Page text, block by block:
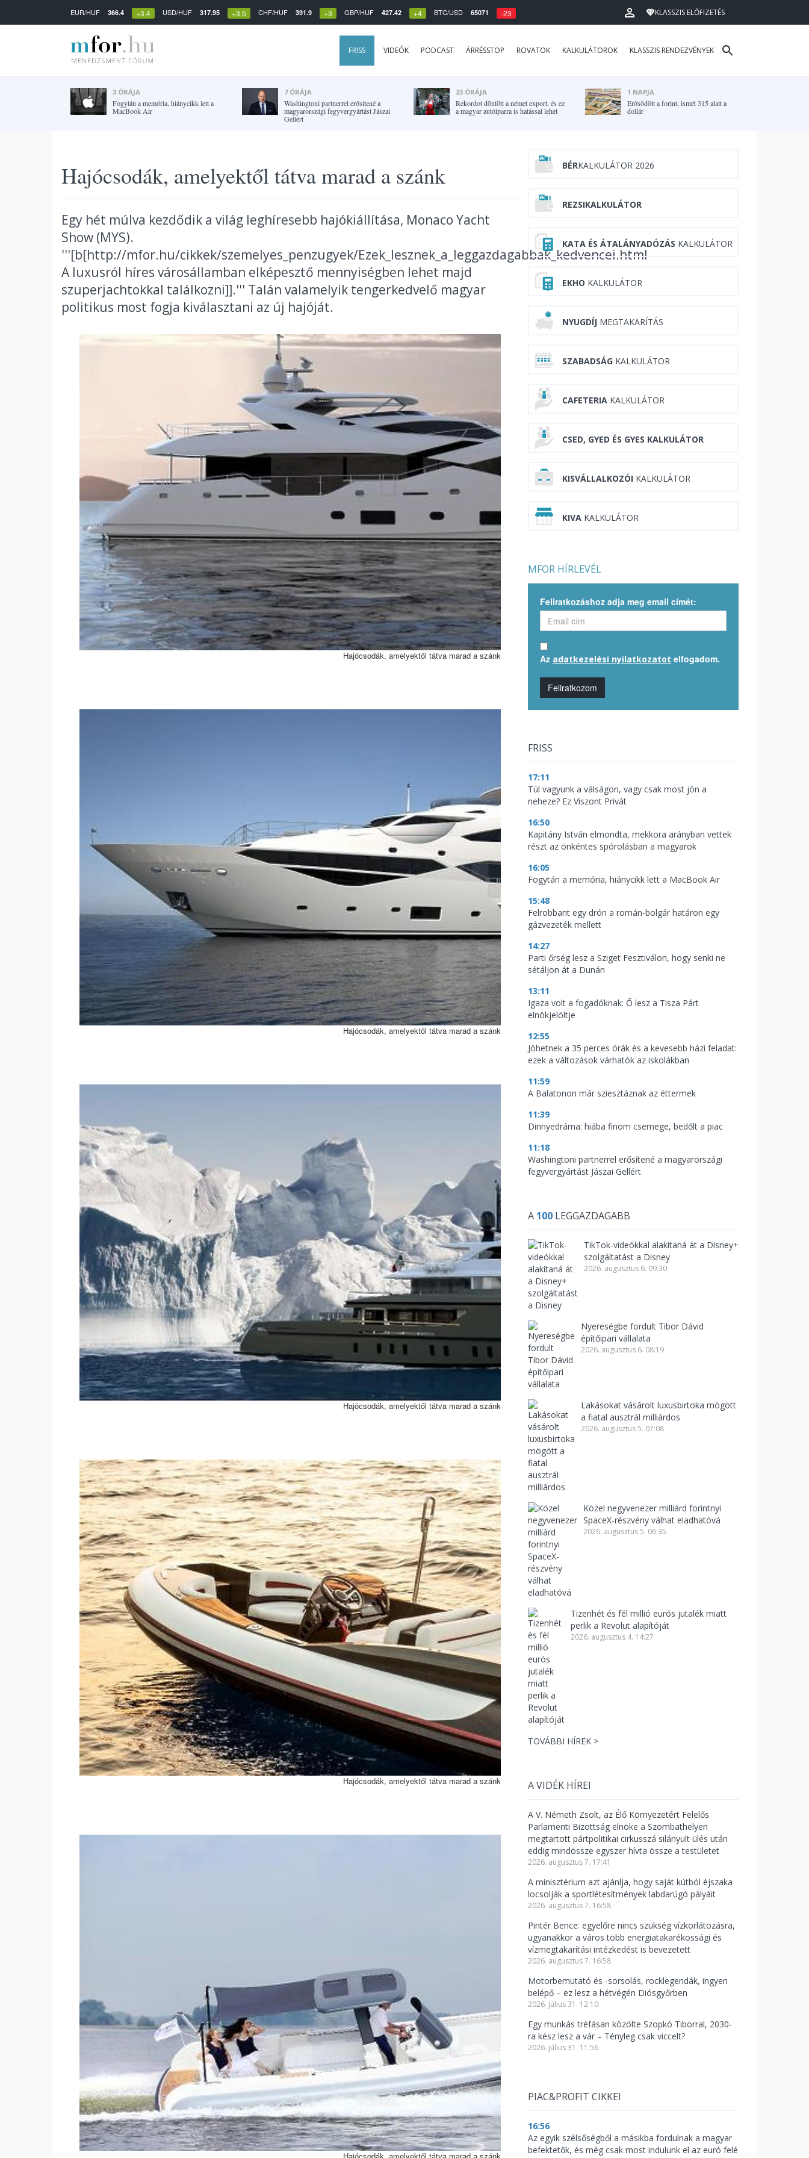
EUR/HUF 366.4 +3.4 USD/HUF 317.95 +3.5 CHF/HUF 391.9 +3 GBP/HUF 427.42 +4 BTC/USD 65071 -23 KLASSZIS ELŐFIZETÉS
FRISS VIDEÓK PODCAST ÁRRÉSSTOP ROVATOK KALKULÁTOROK KLASSZIS RENDEZVÉNYEK
3 ÓRÁJA
Fogytán a memória, hiánycikk lett a
MacBook Air
7 ÓRÁJA
Washingtoni partnerrel erősítené a
magyarországi fegyvergyártást Jászai
Gellért
23 ÓRÁJA
Rekordot döntött a német export, és ez
a magyar autóiparra is hatással lehet
1 NAPJA
Erősödött a forint, ismét 315 alatt a
dollár
Hajócsodák, amelyektől tátva marad a szánk
Egy hét múlva kezdődik a világ leghíresebb hajókiállítása, Monaco Yacht
Show (MYS).
'''[b[http://mfor.hu/cikkek/szemelyes_penzugyek/Ezek_lesznek_a_leggazdagabbak_kedvencei.html
A luxusról híres városállamban elképesztő mennyiségben lehet majd
szuperjachtokkal találkozni]].''' Talán valamelyik tengerkedvelő magyar
politikus most fogja kiválasztani az új hajóját.
Hajócsodák, amelyektől tátva marad a szánk
Hajócsodák, amelyektől tátva marad a szánk
Hajócsodák, amelyektől tátva marad a szánk
Hajócsodák, amelyektől tátva marad a szánk
BÉRKALKULÁTOR 2026
REZSIKALKULÁTOR
KATA ÉS ÁTALÁNYADÓZÁS KALKULÁTOR
EKHO KALKULÁTOR
NYUGDÍJ MEGTAKARÍTÁS
SZABADSÁG KALKULÁTOR
CAFETERIA KALKULÁTOR
CSED, GYED ÉS GYES KALKULÁTOR
KISVÁLLALKOZÓI KALKULÁTOR
KIVA KALKULÁTOR
MFOR HÍRLEVÉL
Feliratkozáshoz adja meg email címét:
Az adatkezelési nyilatkozatot elfogadom.
Feliratkozom
FRISS
17:11
Túl vagyunk a válságon, vagy csak most jön a
neheze? Ez Viszont Privát
16:50
Kapitány István elmondta, mekkora arányban vettek
részt az önkéntes spórolásban a magyarok
16:05
Fogytán a memória, hiánycikk lett a MacBook Air
15:48
Felrobbant egy drón a román-bolgár határon egy
gázvezeték mellett
14:27
Parti őrség lesz a Sziget Fesztiválon, hogy senki ne
sétáljon át a Dunán
13:11
Igaza volt a fogadóknak: Ő lesz a Tisza Párt
elnökjelöltje
12:55
Jöhetnek a 35 perces órák és a kevesebb házi feladat:
ezek a változások várhatók az iskolákban
11:59
A Balatonon már sziesztáznak az éttermek
11:39
Dinnyedráma: hiába finom csemege, bedőlt a piac
11:18
Washingtoni partnerrel erősítené a magyarországi
fegyvergyártást Jászai Gellért
A 100 LEGGAZDAGABB
TikTok-videókkal alakítaná át a Disney+
szolgáltatást a Disney
2026. augusztus 6. 09:30
Nyereségbe fordult Tibor Dávid
építőipari vállalata
2026. augusztus 6. 08:19
Lakásokat vásárolt luxusbirtoka mögött
a fiatal ausztrál milliárdos
2026. augusztus 5. 07:08
Közel negyvenezer milliárd forintnyi
SpaceX-részvény válhat eladhatóvá
2026. augusztus 5. 06:35
Tizenhét és fél millió eurós jutalék miatt
perlik a Revolut alapítóját
2026. augusztus 4. 14:27
TOVÁBBI HÍREK >
A VIDÉK HÍREI
A V. Németh Zsolt, az Élő Környezetért Felelős
Parlamenti Bizottság elnöke a Szombathelyen
megtartott pártpolitikai cirkusszá silányult ülés után
eddig mindössze egyszer hívta össze a testületet
2026. augusztus 7. 17:41
A minisztérium azt ajánlja, hogy saját kútból éjszaka
locsolják a sportlétesítmények labdarúgó pályáit
2026. augusztus 7. 16:58
Pintér Bence: egyelőre nincs szükség vízkorlátozásra,
ugyanakkor a város több energiatakarékossági és
vízmegtakarítási intézkedést is bevezetett
2026. augusztus 7. 16:58
Motorbemutató és -sorsolás, rocklegendák, ingyen
belépő – ez lesz a hétvégén Diósgyőrben
2026. július 31. 12:10
Egy munkás tréfásan közölte Szopkó Tiborral, 2030-
ra kész lesz a vár – Tényleg csak viccelt?
2026. július 31. 11:56
PIAC&PROFIT CIKKEI
16:56
Az egyik szélsőségből a másikba fordulnak a magyar
befektetők, és még csak most indulunk el az euró felé